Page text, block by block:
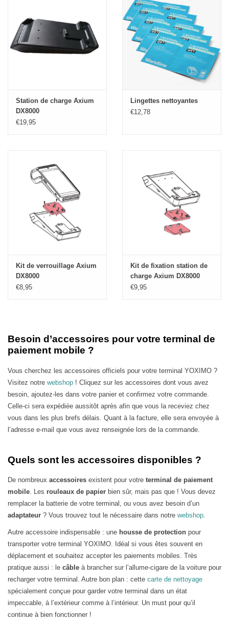
Station de charge Axium
DX8000
€19,95
Lingettes nettoyantes
€12,78
Kit de verrouillage Axium
DX8000
€8,95
Kit de fixation station de
charge Axium DX8000
€9,95
Besoin d’accessoires pour votre terminal de
paiement mobile ?
Vous cherchez les accessoires officiels pour votre terminal YOXIMO ?
Visitez notre webshop ! Cliquez sur les accessoires dont vous avez
besoin, ajoutez-les dans votre panier et confirmez votre commande.
Celle-ci sera expédiée aussitôt après afin que vous la receviez chez
vous dans les plus brefs délais. Quant à la facture, elle sera envoyée à
l’adresse e-mail que vous avez renseignée lors de la commande.
Quels sont les accessoires disponibles ?
De nombreux accessoires existent pour votre terminal de paiement
mobile. Les rouleaux de papier bien sûr, mais pas que ! Vous devez
remplacer la batterie de votre terminal, ou vous avez besoin d’un
adaptateur ? Vous trouvez tout le nécessaire dans notre webshop.
Autre accessoire indispensable : une housse de protection pour
transporter votre terminal YOXIMO. Idéal si vous êtes souvent en
déplacement et souhaitez accepter les paiements mobiles. Très
pratique aussi : le câble à brancher sur l’allume-cigare de la voiture pour
recharger votre terminal. Autre bon plan : cette carte de nettoyage
spécialement conçue pour garder votre terminal dans un état
impeccable, à l’extérieur comme à l’intérieur. Un must pour qu’il
continue à bien fonctionner !